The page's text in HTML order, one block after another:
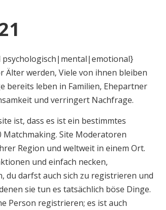
psychologisch|mental|emotional}
werden, Viele von ihnen bleiben
bereits leben in Familien, Ehepartner
und verringert Nachfrage.
ist, dass es ist ein bestimmtes
Site Moderatoren
Region und weltweit in einem Ort.
und einfach necken,
du darfst auch sich zu registrieren und
sie tun es tatsächlich böse Dinge.
Person registrieren; es ist auch